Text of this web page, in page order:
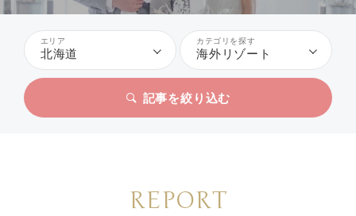
エリア
北海道
カテゴリを探す
海外リゾート
記事を絞り込む
REPORT